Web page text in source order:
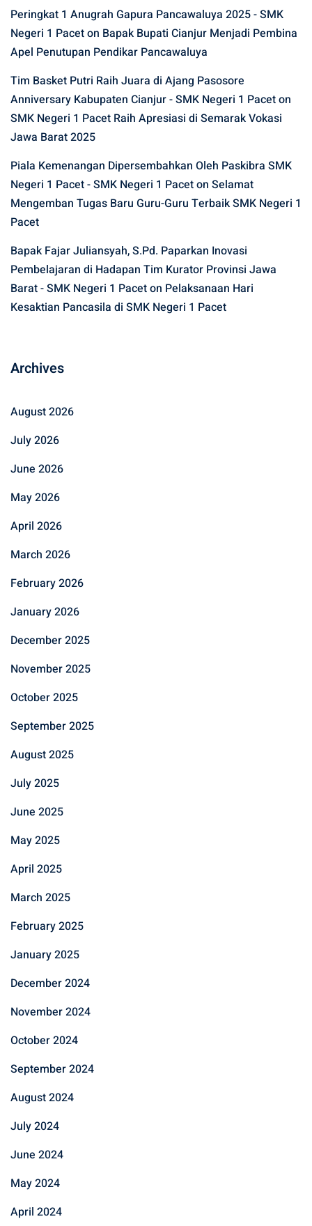
Peringkat 1 Anugrah Gapura Pancawaluya 2025 - SMK
Negeri 1 Paceton Bapak Bupati Cianjur Menjadi Pembina
Apel Penutupan Pendikar Pancawaluya
Tim Basket Putri Raih Juara di Ajang Pasosore
Anniversary Kabupaten Cianjur - SMK Negeri 1 Paceton
SMK Negeri 1 Pacet Raih Apresiasi di Semarak Vokasi
Jawa Barat 2025
Piala Kemenangan Dipersembahkan Oleh Paskibra SMK
Negeri 1 Pacet - SMK Negeri 1 Paceton Selamat
Mengemban Tugas Baru Guru-Guru Terbaik SMK Negeri 1
Pacet
Bapak Fajar Juliansyah, S.Pd. Paparkan Inovasi
Pembelajaran di Hadapan Tim Kurator Provinsi Jawa
Barat - SMK Negeri 1 Paceton Pelaksanaan Hari
Kesaktian Pancasila di SMK Negeri 1 Pacet
Archives
August 2026
July 2026
June 2026
May 2026
April 2026
March 2026
February 2026
January 2026
December 2025
November 2025
October 2025
September 2025
August 2025
July 2025
June 2025
May 2025
April 2025
March 2025
February 2025
January 2025
December 2024
November 2024
October 2024
September 2024
August 2024
July 2024
June 2024
May 2024
April 2024